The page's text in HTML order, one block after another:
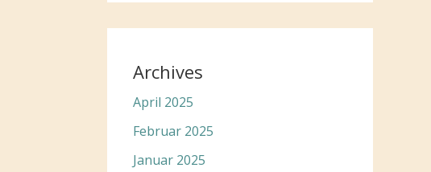
Archives
April 2025
Februar 2025
Januar 2025